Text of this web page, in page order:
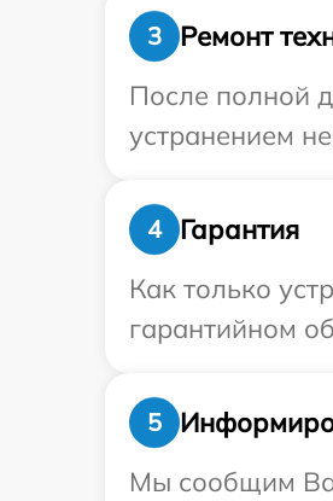
3
Ремонт
После полной
устранением
4
Гарантия
Как только
гарантийном
5
Мы сообщим